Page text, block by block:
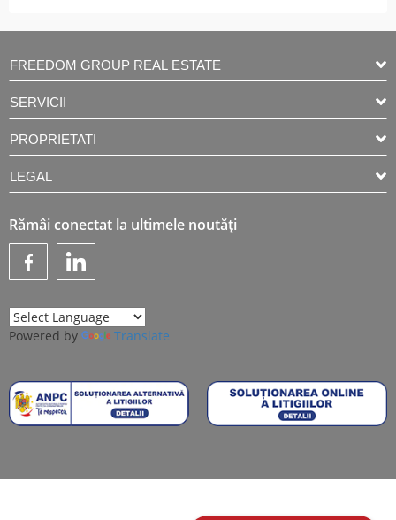
FREEDOM GROUP REAL ESTATE
SERVICII
PROPRIETATI
LEGAL
Rămâi conectat la ultimele noutăți
Powered by Translate